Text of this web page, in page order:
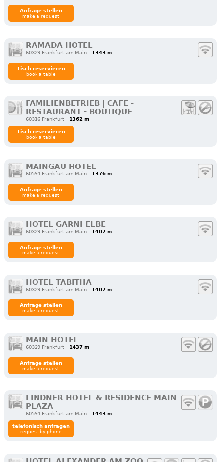
Anfrage stellen
make a request
RAMADA HOTEL
60329 Frankfurt am Main 1343 m
Tisch reservieren
book a table
FAMILIENBETRIEB | CAFE -
RESTAURANT - BOUTIQUE
60316 Frankfurt 1362 m
Tisch reservieren
book a table
MAINGAU HOTEL
60594 Frankfurt am Main 1376 m
Anfrage stellen
make a request
HOTEL GARNI ELBE
60329 Frankfurt am Main 1407 m
Anfrage stellen
make a request
HOTEL TABITHA
60329 Frankfurt am Main 1407 m
Anfrage stellen
make a request
MAIN HOTEL
60329 Frankfurt 1437 m
Anfrage stellen
make a request
LINDNER HOTEL & RESIDENCE MAIN
PLAZA
60594 Frankfurt am Main 1443 m
telefonisch anfragen
request by phone